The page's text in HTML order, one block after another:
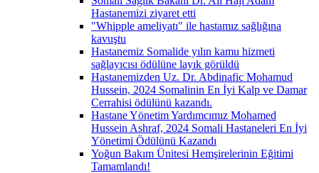
Hastanemizi ziyaret etti
"Whipple ameliyatı" ile hastamız sağlığına
kavuştu
Hastanemiz Somalide yılın kamu hizmeti
sağlayıcısı ödülüne layık görüldü
Hastanemizden Uz. Dr. Abdinafic Mohamud
Hussein, 2024 Somalinin En İyi Kalp ve Damar
Cerrahisi ödülünü kazandı.
Hastane Yönetim Yardımcımız Mohamed
Hussein Ashraf, 2024 Somali Hastaneleri En İyi
Yönetimi Ödülünü Kazandı
Yoğun Bakım Ünitesi Hemşirelerinin Eğitimi
Tamamlandı!